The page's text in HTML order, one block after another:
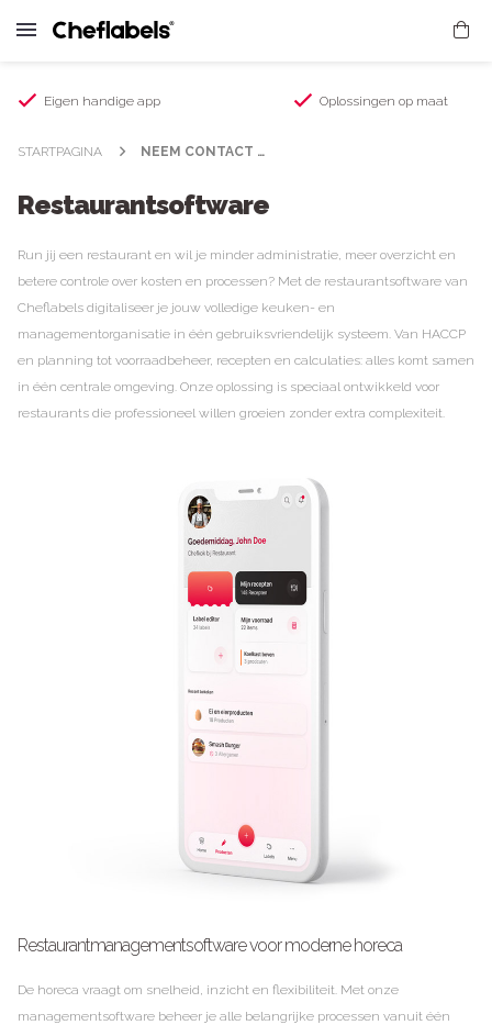
Eigen handige app Oplossingen op maat
STARTPAGINA NEEM CONTACT OP
Restaurantsoftware
Run jij een restaurant en wil je minder administratie, meer overzicht en
betere controle over kosten en processen? Met de restaurantsoftware van
Cheflabels digitaliseer je jouw volledige keuken- en
managementorganisatie in één gebruiksvriendelijk systeem. Van HACCP
en planning tot voorraadbeheer, recepten en calculaties: alles komt samen
in één centrale omgeving. Onze oplossing is speciaal ontwikkeld voor
restaurants die professioneel willen groeien zonder extra complexiteit.
Restaurantmanagementsoftware voor moderne horeca
De horeca vraagt om snelheid, inzicht en flexibiliteit. Met onze
managementsoftware beheer je alle belangrijke processen vanuit één